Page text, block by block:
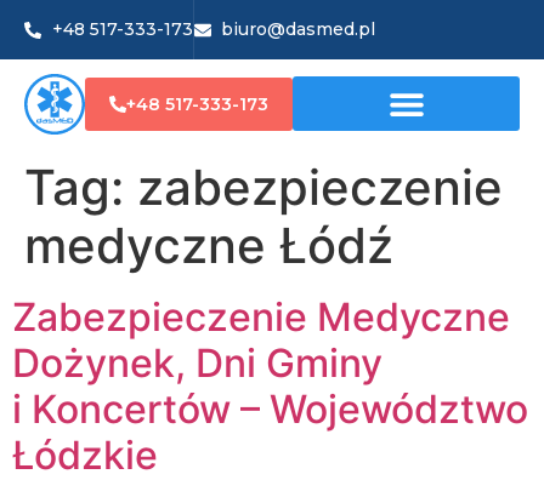
+48 517-333-173 biuro@dasmed.pl
+48 517-333-173
Tag: zabezpieczenie
medyczne Łódź
Zabezpieczenie Medyczne
Dożynek, Dni Gminy
i Koncertów – Województwo
Łódzkie